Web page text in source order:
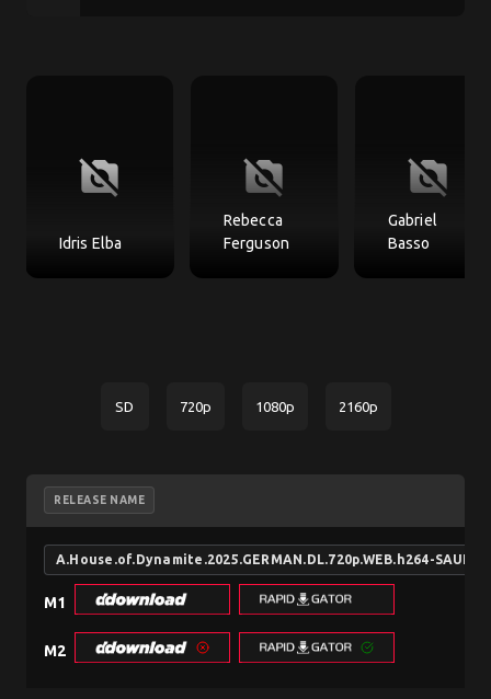
no_photography
Idris Elba
no_photography
Rebecca
Ferguson
no_photography
Gabriel
Basso
SD 720p 1080p 2160p
RELEASE NAME
A.House.of.Dynamite.2025.GERMAN.DL.720p.WEB.h264-
M1
M2